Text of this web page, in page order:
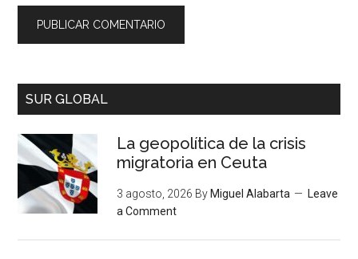
SUR GLOBAL
La geopolítica de la crisis
migratoria en Ceuta
3 agosto, 2026 By Miguel Alabarta
Leave
a Comment